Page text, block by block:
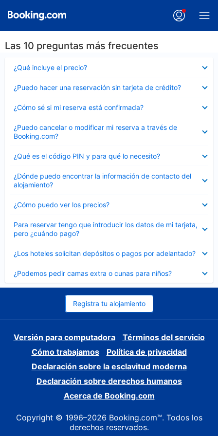
Las 10 preguntas más frecuentes
¿Qué incluye el precio?
cerrado
¿Puedo hacer una reservación sin tarjeta de crédito?
cerrado
¿Cómo sé si mi reserva está confirmada?
cerrado
¿Puedo cancelar o modificar mi reserva a través de
Booking.com?
cerrado
¿Qué es el código PIN y para qué lo necesito?
cerrado
¿Dónde puedo encontrar la información de contacto del
alojamiento?
cerrado
¿Cómo puedo ver los precios?
cerrado
Para reservar tengo que introducir los datos de mi tarjeta,
pero ¿cuándo pago?
cerrado
¿Los hoteles solicitan depósitos o pagos por adelantado?
cerrado
¿Podemos pedir camas extra o cunas para niños?
cerrado
Registra tu alojamiento
Versión para computadora
Términos del servicio
Cómo trabajamos
Política de privacidad
Declaración sobre la esclavitud moderna
Declaración sobre derechos humanos
Acerca de Booking.com
Copyright © 1996–2026 Booking.com™. Todos los
derechos reservados.